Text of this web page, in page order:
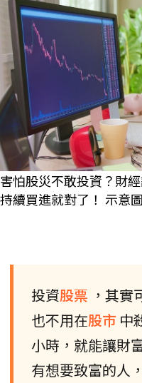
害怕股災不敢投資？財
持續買進就對了！ 示意
投資股票 ，其實
也不用在股市 中
小時，就能讓財
有想要致富的人